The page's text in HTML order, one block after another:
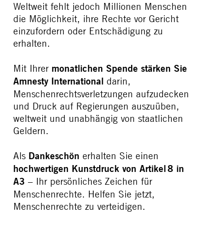
Weltweit fehlt jedoch Millionen Menschen
die Möglichkeit, ihre Rechte vor Gericht
einzufordern oder Entschädigung zu
erhalten.
Mit Ihrer monatlichen Spende stärken Sie
Amnesty International darin,
Menschenrechtsverletzungen aufzudecken
und Druck auf Regierungen auszuüben,
weltweit und unabhängig von staatlichen
Geldern.
Als Dankeschön erhalten Sie einen
hochwertigen Kunstdruck von Artikel 8 in
A3 – Ihr persönliches Zeichen für
Menschenrechte. Helfen Sie jetzt,
Menschenrechte zu verteidigen.